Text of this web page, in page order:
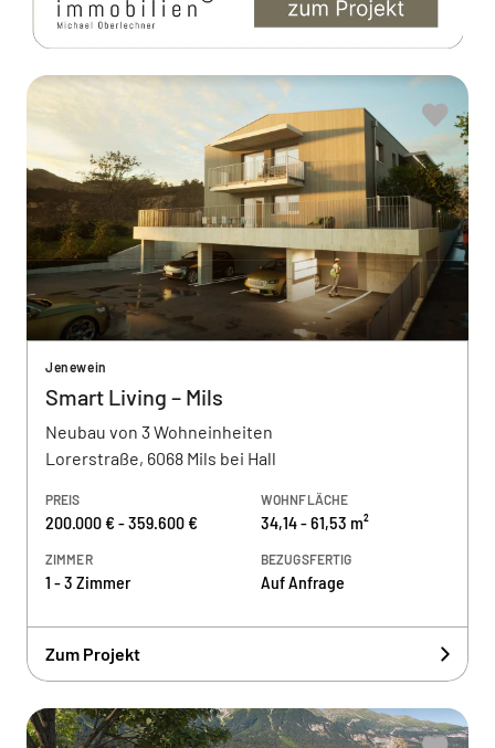
Jenewein
Smart Living – Mils
Neubau von 3 Wohneinheiten
Lorerstraße, 6068 Mils bei Hall
PREIS
200.000 € - 359.600 €
WOHNFLÄCHE
34,14 - 61,53 m²
ZIMMER
1 - 3 Zimmer
BEZUGSFERTIG
Auf Anfrage
Zum Projekt